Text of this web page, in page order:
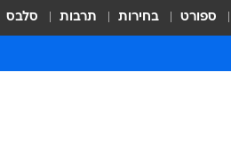
ספורט בחירות תרבות סלבס